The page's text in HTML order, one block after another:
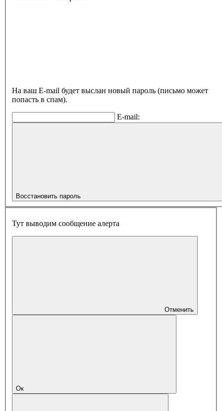
На ваш E-mail будет выслан новый пароль (письмо может
попасть в спам).
E-mail:
Восстановить пароль
Тут выводим сообщение алерта
Отменить
Ок